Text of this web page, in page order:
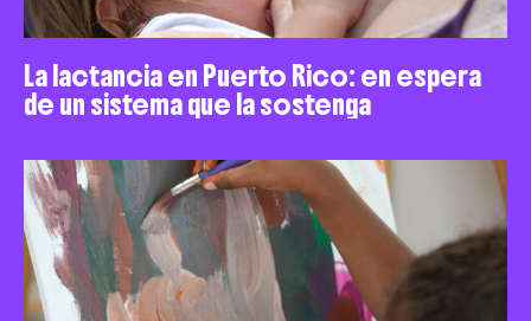
La lactancia en Puerto Rico: en espera
de un sistema que la sostenga